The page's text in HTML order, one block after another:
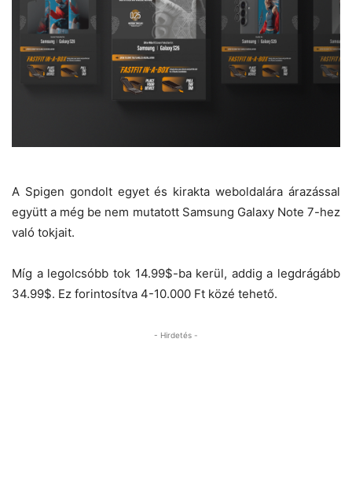
A Spigen gondolt egyet és kirakta weboldalára árazással
együtt a még be nem mutatott Samsung Galaxy Note 7-hez
való tokjait.
Míg a legolcsóbb tok 14.99$-ba kerül, addig a legdrágább
34.99$. Ez forintosítva 4-10.000 Ft közé tehető.
- Hirdetés -